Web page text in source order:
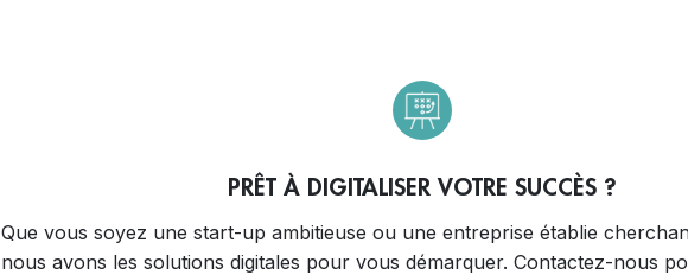
PRÊT À DIGITALISER VOTRE SUCCÈS ?
Que vous soyez une start-up ambitieuse ou une entreprise établie
nous avons les solutions digitales pour vous démarquer. Contactez-nous